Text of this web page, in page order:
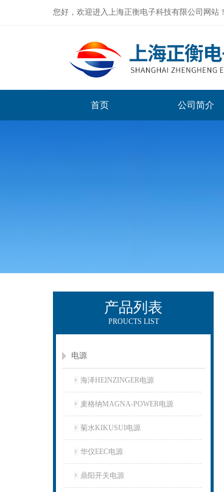
您好，欢迎进入上海正衡电子科技有限公司网站！
首页 公司简介
产品列表
PROUCTS LIST
电源
海泽HEINZINGER电源
麦格纳MAGNA-POWER电源
菊水KIKUSUI电源
华仪EEC电源
鼎阳开关电源